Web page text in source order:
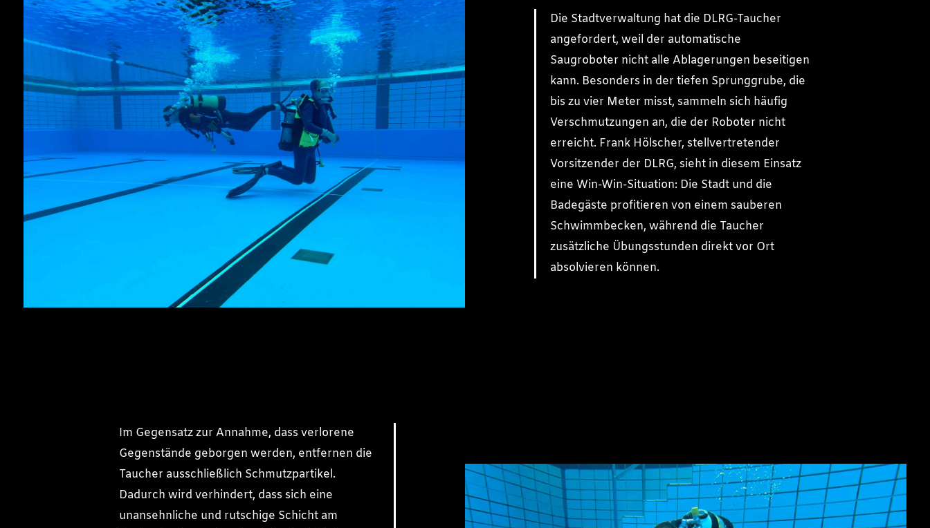
Die Stadtverwaltung hat die DLRG-Taucher
angefordert, weil der automatische
Saugroboter nicht alle Ablagerungen beseitigen
kann. Besonders in der tiefen Sprunggrube, die
bis zu vier Meter misst, sammeln sich häufig
Verschmutzungen an, die der Roboter nicht
erreicht. Frank Hölscher, stellvertretender
Vorsitzender der DLRG, sieht in diesem Einsatz
eine Win-Win-Situation: Die Stadt und die
Badegäste profitieren von einem sauberen
Schwimmbecken, während die Taucher
zusätzliche Übungsstunden direkt vor Ort
absolvieren können.
Im Gegensatz zur Annahme, dass verlorene
Gegenstände geborgen werden, entfernen die
Taucher ausschließlich Schmutzpartikel.
Dadurch wird verhindert, dass sich eine
unansehnliche und rutschige Schicht am